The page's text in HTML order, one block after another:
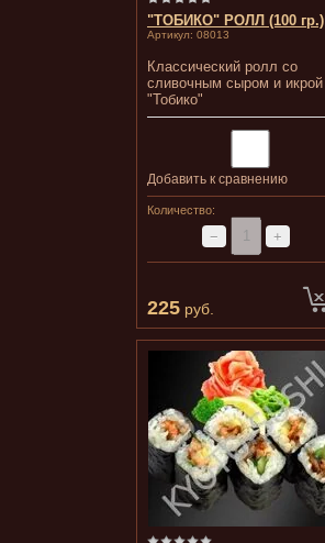
"ТОБИКО" РОЛЛ (100 гр.)
Артикул: 08013
Классический ролл со
сливочным сыром и икрой
"Тобико"
Добавить к сравнению
Количество:
− +
225 руб.